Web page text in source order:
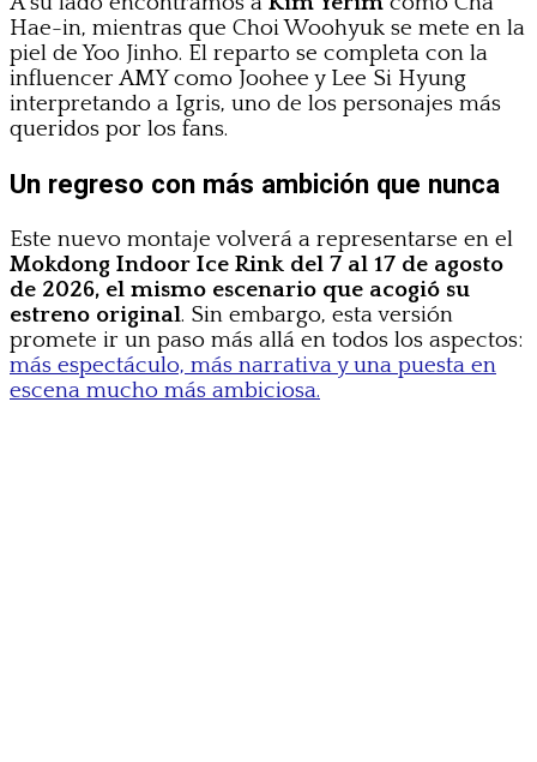
Hae-in, mientras que Choi Woohyuk se mete en la
piel de Yoo Jinho. El reparto se completa con la
influencer AMY como Joohee y Lee Si Hyung
interpretando a Igris, uno de los personajes más
queridos por los fans.
Un regreso con más ambición que nunca
Este nuevo montaje volverá a representarse en el
Mokdong Indoor Ice Rink del 7 al 17 de agosto
de 2026, el mismo escenario que acogió su
estreno original. Sin embargo, esta versión
promete ir un paso más allá en todos los aspectos:
más espectáculo, más narrativa y una puesta en
escena mucho más ambiciosa.